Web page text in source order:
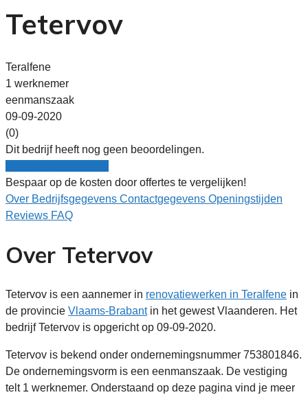
Tetervov
Teralfene
1 werknemer
eenmanszaak
09-09-2020
(0)
Dit bedrijf heeft nog geen beoordelingen.
Bespaar op de kosten door offertes te vergelijken!
Over Bedrijfsgegevens Contactgegevens Openingstijden
Reviews FAQ
Over Tetervov
Tetervov is een aannemer in renovatiewerken in Teralfene in
de provincie Vlaams-Brabantin het gewest Vlaanderen. Het
bedrijf Tetervov is opgericht op 09-09-2020.
Tetervov is bekend onder ondernemingsnummer 753801846.
De ondernemingsvorm is een eenmanszaak. De vestiging
telt 1 werknemer. Onderstaand op deze pagina vind je meer